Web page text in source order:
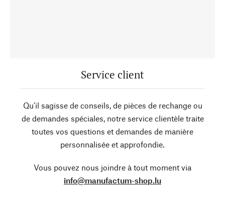
Service client
Qu’il sagisse de conseils, de pièces de rechange ou
de demandes spéciales, notre service clientèle traite
toutes vos questions et demandes de manière
personnalisée et approfondie.
Vous pouvez nous joindre à tout moment via
info@manufactum-shop.lu